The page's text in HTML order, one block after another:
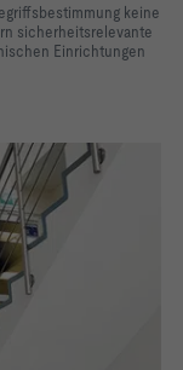
keine
sicherheitsrelevante
Einrichtungen